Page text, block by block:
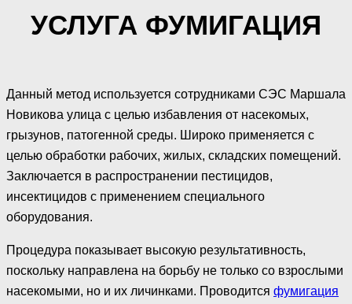
УСЛУГА ФУМИГАЦИЯ
Данный метод используется сотрудниками СЭС Маршала
Новикова улица с целью избавления от насекомых,
грызунов, патогенной среды. Широко применяется с
целью обработки рабочих, жилых, складских помещений.
Заключается в распространении пестицидов,
инсектицидов с применением специального
оборудования.
Процедура показывает высокую результативность,
поскольку направлена на борьбу не только со взрослыми
насекомыми, но и их личинками. Проводится фумигация